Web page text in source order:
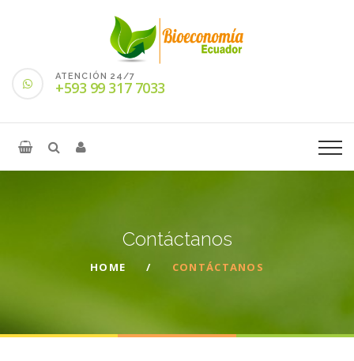
ATENCIÓN 24/7
+593 99 317 7033
Contáctanos
HOME CONTÁCTANOS